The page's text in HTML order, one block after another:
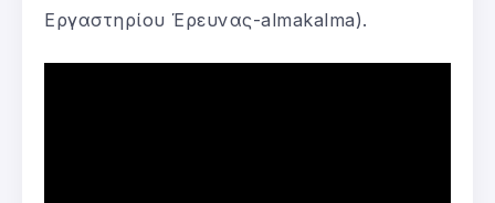
Εργαστηρίου Έρευνας-almakalma).